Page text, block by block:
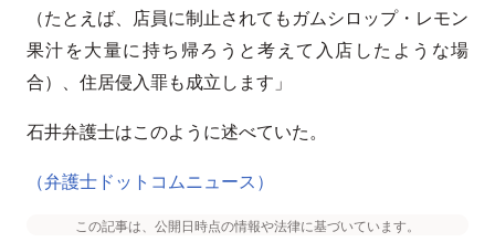
（たとえば、店員に制止されてもガムシロップ・レモン
果汁を大量に持ち帰ろうと考えて入店したような場
合）、住居侵入罪も成立します」
石井弁護士はこのように述べていた。
（弁護士ドットコムニュース）
この記事は、公開日時点の情報や法律に基づいています。